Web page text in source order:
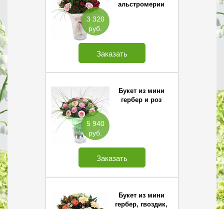
3 320
руб.
альстромерии
Заказать
5 940
руб.
Букет из мини
гербер и роз
Заказать
Букет из мини
гербер, гвоздик,